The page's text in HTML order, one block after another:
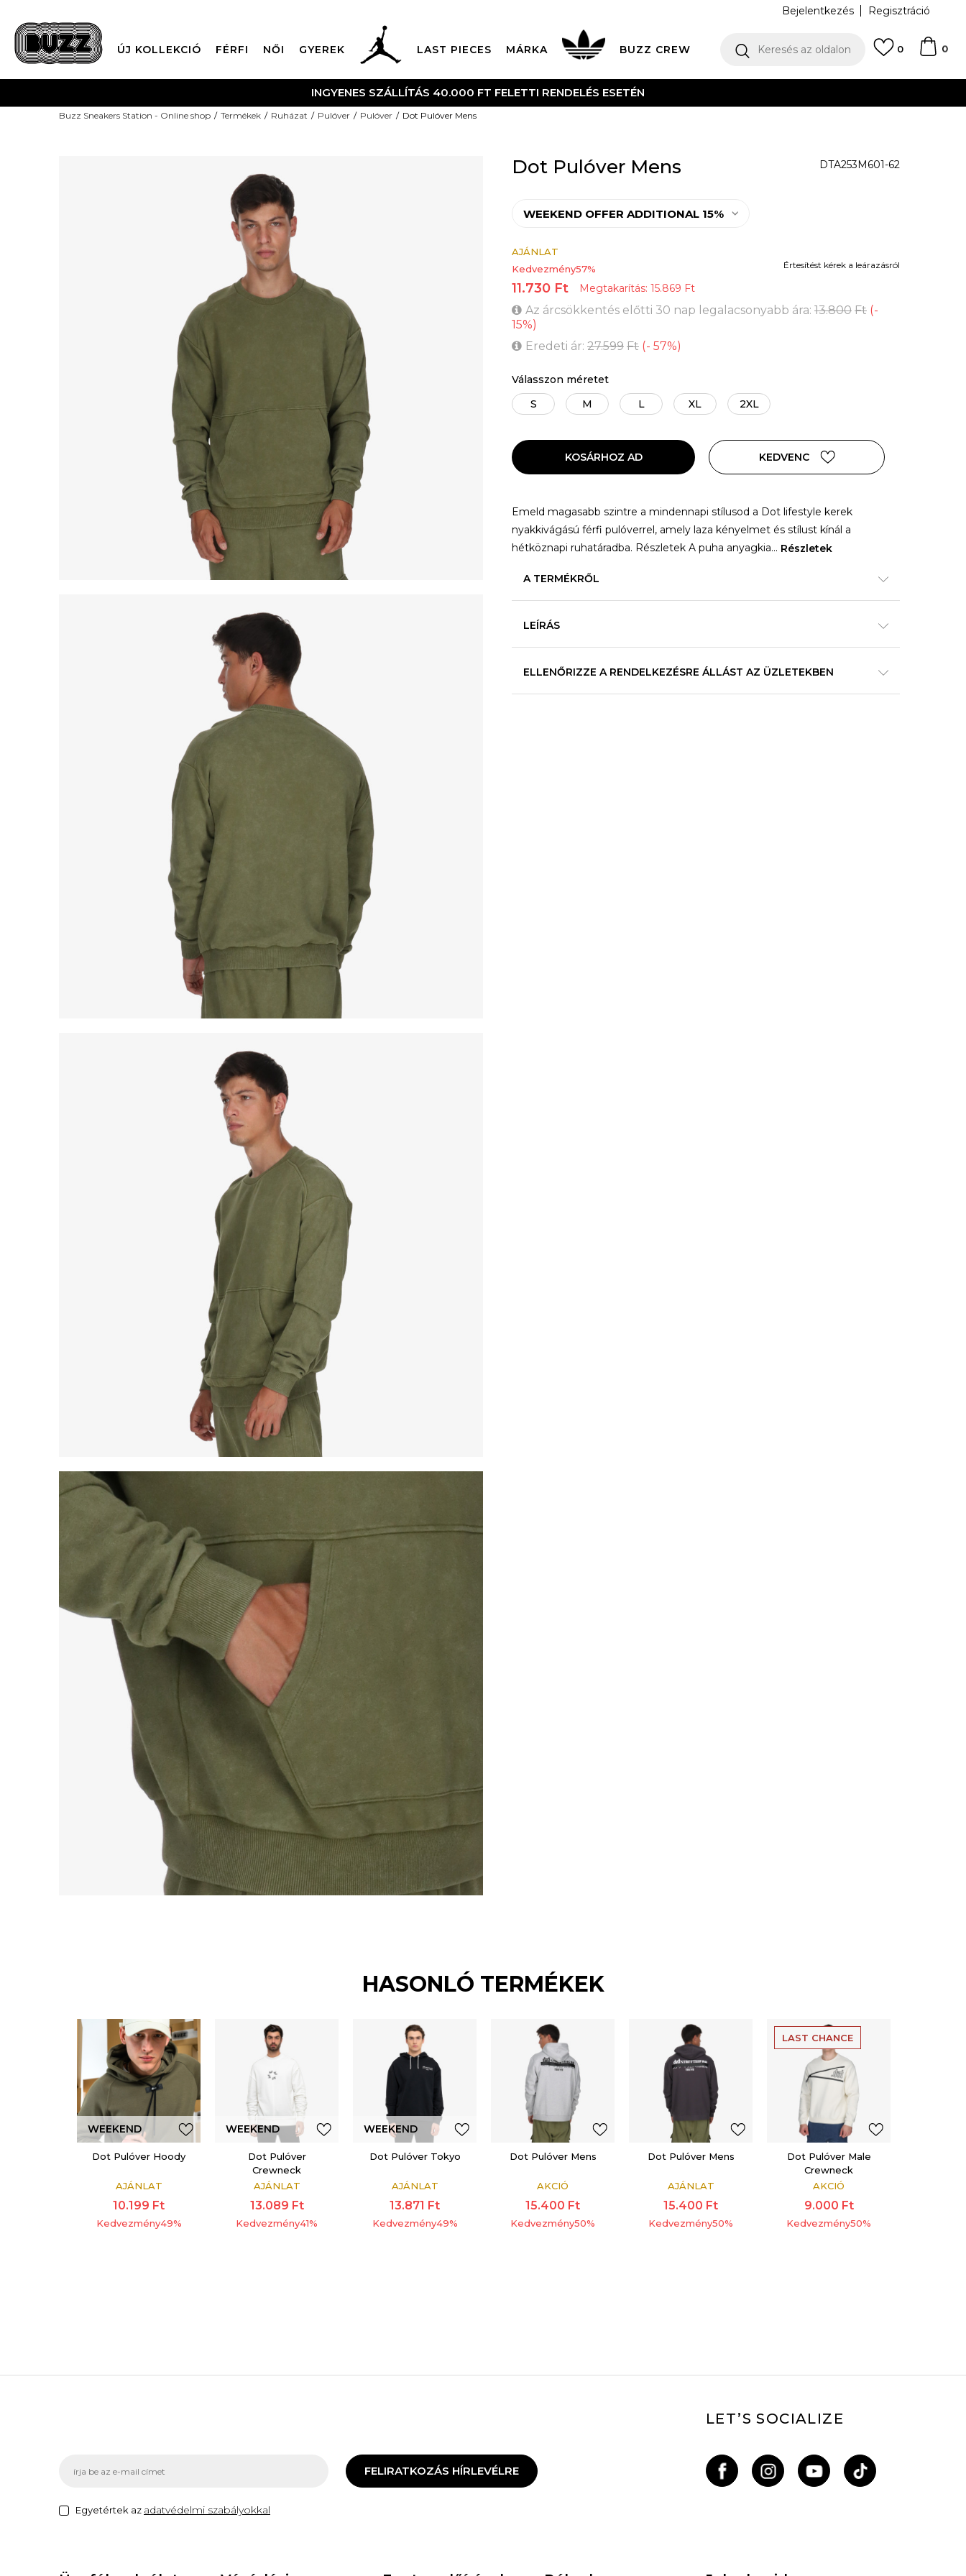
Bejelentkezés Regisztráció
ÚJ KOLLEKCIÓ FÉRFI NŐI GYEREK LAST PIECES MÁRKA BUZZ CREW Keresés az oldalon 0
0
INGYENES SZÁLLÍTÁS 40.000 FT FELETTI RENDELÉS ESETÉN
Buzz Sneakers Station - Online shop Termékek Ruházat Pulóver Pulóver Dot Pulóver Mens
Dot Pulóver Mens DTA253M601-62
WEEKEND OFFER ADDITIONAL 15%
AJÁNLAT
Kedvezmény57%
11.730 Ft Megtakarítás: 15.869 Ft
Az árcsökkentés előtti 30 nap legalacsonyabb ára: 13.800 Ft (-
15%)
Eredeti ár: 27.599 Ft (- 57%)
Értesítést kérek a leárazásról
Válasszon méretet
S
M L XL 2XL
KOSÁRHOZ AD KEDVENC
Emeld magasabb szintre a mindennapi stílusod a Dot lifestyle kerek
nyakkivágású férfi pulóverrel, amely laza kényelmet és stílust kínál a
hétköznapi ruhatáradba. Részletek A puha anyagkia... Részletek
A TERMÉKRŐL
LEÍRÁS
ELLENŐRIZZE A RENDELKEZÉSRE ÁLLÁST AZ ÜZLETEKBEN
HASONLÓ TERMÉKEK
WEEKEND
OFFER
ADDITIONAL 15%
Dot Pulóver Hoody
AJÁNLAT
10.199 Ft
Kedvezmény49%
WEEKEND
OFFER
ADDITIONAL 15%
Dot Pulóver
Crewneck
AJÁNLAT
13.089 Ft
Kedvezmény41%
WEEKEND
OFFER
ADDITIONAL 15%
Dot Pulóver Tokyo
AJÁNLAT
13.871 Ft
Kedvezmény49%
Dot Pulóver Mens
AKCIÓ
15.400 Ft
Kedvezmény50%
Dot Pulóver Mens
AJÁNLAT
15.400 Ft
Kedvezmény50%
LAST CHANCE
Dot Pulóver Male
Crewneck
AKCIÓ
9.000 Ft
Kedvezmény50%
FELIRATKOZÁS HÍRLEVÉLRE
Egyetértek az adatvédelmi szabályokkal
LET’S SOCIALIZE